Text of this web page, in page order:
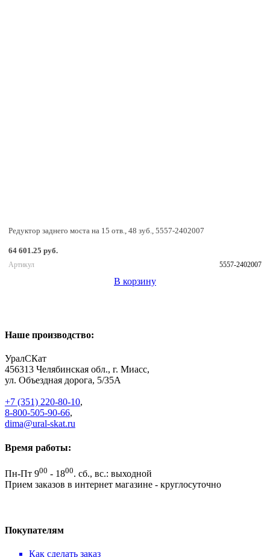
Редуктор заднего моста на 15 отв., 48 зуб., 5557-2402007
64 601.25 руб.
Артикул 5557-2402007
В корзину
Наше производство:
УралСКат
456313 Челябинская обл., г. Миасс,
ул. Объездная дорога, 5/35А
+7 (351) 220-80-10,
8-800-505-90-66,
dima@ural-skat.ru
Время работы:
Пн-Пт 900 - 1800. сб., вс.: выходной
Прием заказов в интернет магазине - круглосуточно
Покупателям
Как сделать заказ